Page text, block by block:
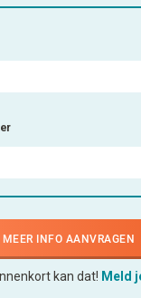
MEER INFO AANVRAGEN
kan dat! Meld